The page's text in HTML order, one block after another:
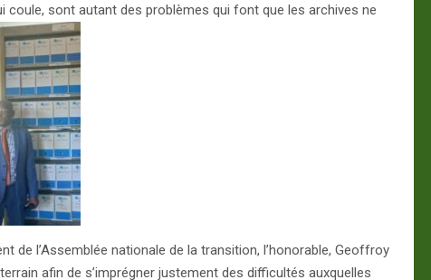
coule, sont autant des problèmes qui font que les archives ne
de l’Assemblée nationale de la transition, l’honorable, Geoffroy
afin de s’imprégner justement des difficultés auxquelles